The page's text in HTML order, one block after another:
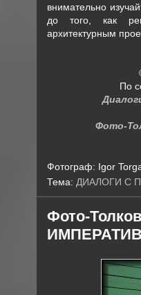
внимательно
до того, как
архитектурным
По
Фото-
Фотограф: Igor
Тема: ДИАЛОГИ С
Фото-
ИМПЕРАТИВ